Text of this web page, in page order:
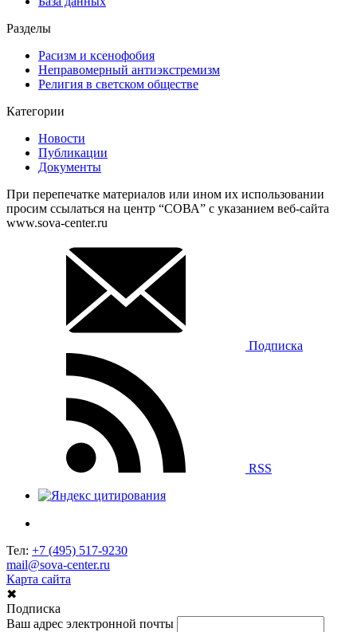
Разделы
Расизм и ксенофобия
Неправомерный антиэкстремизм
Религия в светском обществе
Категории
Новости
Публикации
Документы
При перепечатке материалов или ином их использовании
просим ссылаться на центр “СОВА” с указанием веб-сайта
www.sova-center.ru
Подписка
RSS
Тел: +7 (495) 517-9230
mail@sova-center.ru
Карта сайта
✖
Подписка
Ваш адрес электронной почты